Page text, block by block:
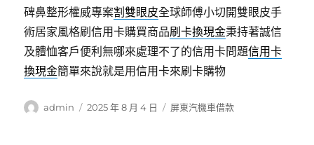
碑鼻整形權威專案割雙眼皮全球師傅小切開雙眼皮手
術居家風格刷信用卡購買商品刷卡換現金秉持著誠信
及體恤客戶便利無哪來處理不了的信用卡問題信用卡
換現金簡單來說就是用信用卡來刷卡購物
作
admin
發
2025 年 8 月 4 日
分
屏東汽機車借款